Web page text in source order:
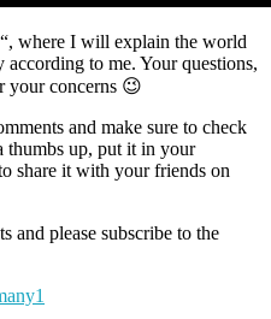
where I will explain the world
to me. Your questions,
your concerns 😉
and make sure to check
thumbs up, put it in your
share it with your friends on
and please subscribe to the